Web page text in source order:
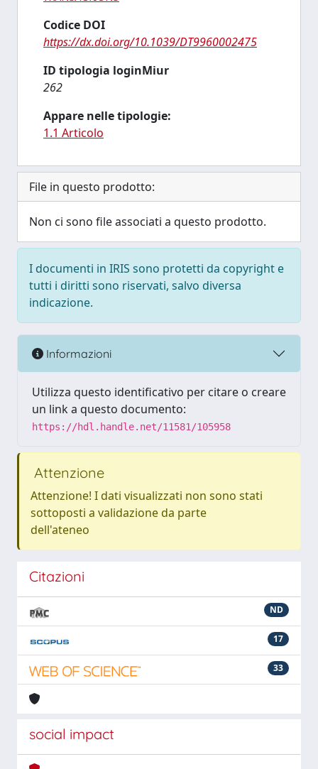
Codice DOI
https://dx.doi.org/10.1039/DT9960002475
ID tipologia loginMiur
262
Appare nelle tipologie:
1.1 Articolo
File in questo prodotto:
Non ci sono file associati a questo prodotto.
I documenti in IRIS sono protetti da copyright e
tutti i diritti sono riservati, salvo diversa
indicazione.
Informazioni
Utilizza questo identificativo per citare o creare
un link a questo documento:
https://hdl.handle.net/11581/105958
Attenzione
Attenzione! I dati visualizzati non sono stati
sottoposti a validazione da parte
dell'ateneo
Citazioni
ND
17
33
social impact